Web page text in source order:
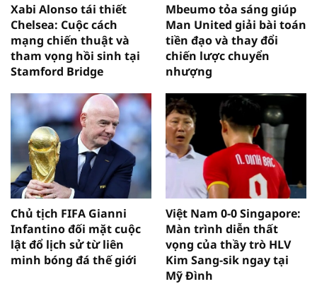
Xabi Alonso tái thiết
Chelsea: Cuộc cách
mạng chiến thuật và
tham vọng hồi sinh tại
Stamford Bridge
Mbeumo tỏa sáng giúp
Man United giải bài toán
tiền đạo và thay đổi
chiến lược chuyển
nhượng
Chủ tịch FIFA Gianni
Infantino đối mặt cuộc
lật đổ lịch sử từ liên
minh bóng đá thế giới
Việt Nam 0-0 Singapore:
Màn trình diễn thất
vọng của thầy trò HLV
Kim Sang-sik ngay tại
Mỹ Đình